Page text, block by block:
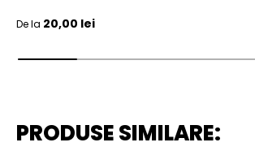
Pret initial
De la 20,00 lei
PRODUSE SIMILARE: